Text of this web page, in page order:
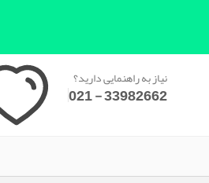
نیاز به راهنمایی دارید؟
33982662 - 021